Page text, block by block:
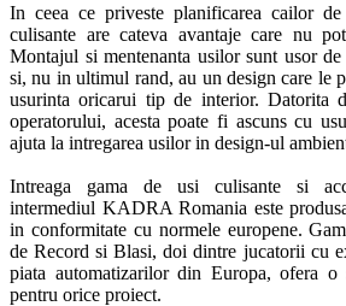
In ceea ce priveste planificarea cailor
culisante are cateva avantaje care nu
Montajul si mentenanta usilor sunt usor
si, nu in ultimul rand, au un design care le
usurinta oricarui tip de interior. Datorita
operatorului, acesta poate fi ascuns cu
ajuta la intregarea usilor in design-ul
Intreaga gama de usi culisante si
intermediul KADRA Romania este
in conformitate cu normele europene.
de Record si Blasi, doi dintre jucatorii cu
piata automatizarilor din Europa, ofera o
pentru orice proiect.